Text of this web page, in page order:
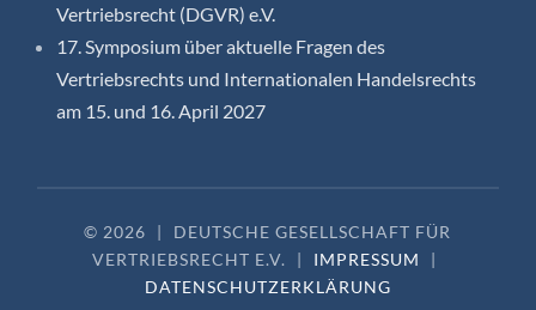
Vertriebsrecht (DGVR) e.V.
17. Symposium über aktuelle Fragen des
Vertriebsrechts und Internationalen Handelsrechts
am 15. und 16. April 2027
© 2026 |
DEUTSCHE GESELLSCHAFT FÜR
VERTRIEBSRECHT E.V.
| IMPRESSUM
|
DATENSCHUTZERKLÄRUNG